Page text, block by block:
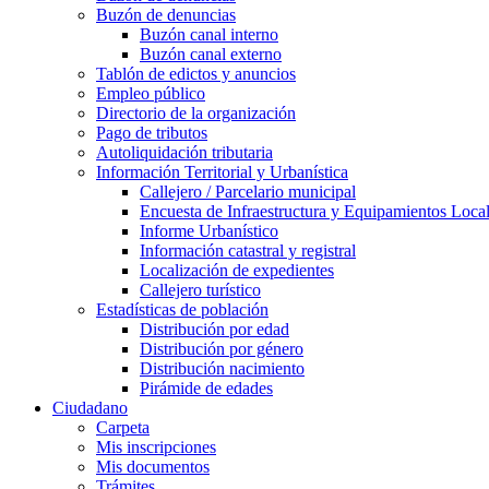
Buzón de denuncias
Buzón canal interno
Buzón canal externo
Tablón de edictos y anuncios
Empleo público
Directorio de la organización
Pago de tributos
Autoliquidación tributaria
Información Territorial y Urbanística
Callejero / Parcelario municipal
Encuesta de Infraestructura y Equipamientos
Informe Urbanístico
Información catastral y registral
Localización de expedientes
Callejero turístico
Estadísticas de población
Distribución por edad
Distribución por género
Distribución nacimiento
Pirámide de edades
Ciudadano
Carpeta
Mis inscripciones
Mis documentos